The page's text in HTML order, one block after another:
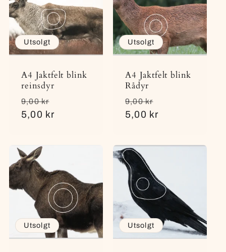
Utsolgt
A4 Jaktfelt blink
reinsdyr
Vanlig
pris
9,00 kr
5,00 kr
Utsolgt
A4 Jaktfelt blink
Rådyr
Vanlig
pris
9,00 kr
5,00 kr
Utsolgt Utsolgt